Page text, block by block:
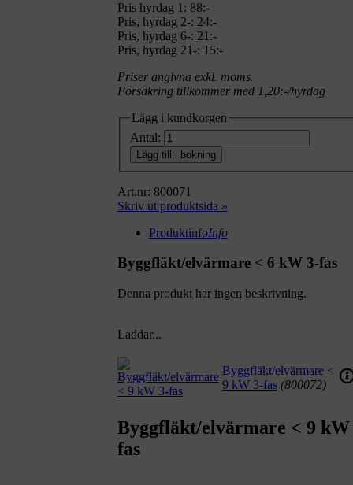
Pris hyrdag 1: 88:-
Pris, hyrdag 2-: 24:-
Pris, hyrdag 6-: 21:-
Pris, hyrdag 21-: 15:-
Priser angivna exkl. moms.
Försäkring tillkommer med 1,20:-/hyrdag
Lägg i kundkorgen
Antal:
Lägg till i bokning
Art.nr: 800071
Skriv ut produktsida »
ProduktinfoInfo
Byggfläkt/elvärmare < 6 kW 3-fas
Denna produkt har ingen beskrivning.
Laddar...
Byggfläkt/elvärmare <
9 kW 3-fas (800072)
Byggfläkt/elvärmare < 9 kW
fas